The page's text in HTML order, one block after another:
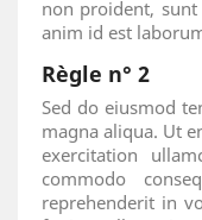
non proident,
anim id est
Règle n° 2
Sed do eiusmod
magna aliqua. Ut
exercitation
commodo
reprehenderit in